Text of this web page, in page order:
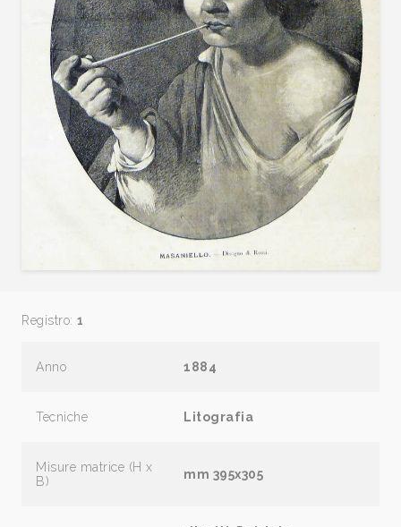
Registro: 1
Anno 1884
Tecniche Litografia
Misure matrice (H x
B)
mm 395x305